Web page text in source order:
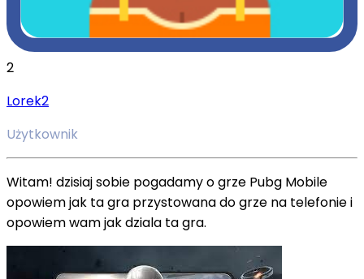
2
Lorek2
Użytkownik
Witam! dzisiaj sobie pogadamy o grze Pubg Mobile
opowiem jak ta gra przystowana do grze na telefonie i
opowiem wam jak dziala ta gra.